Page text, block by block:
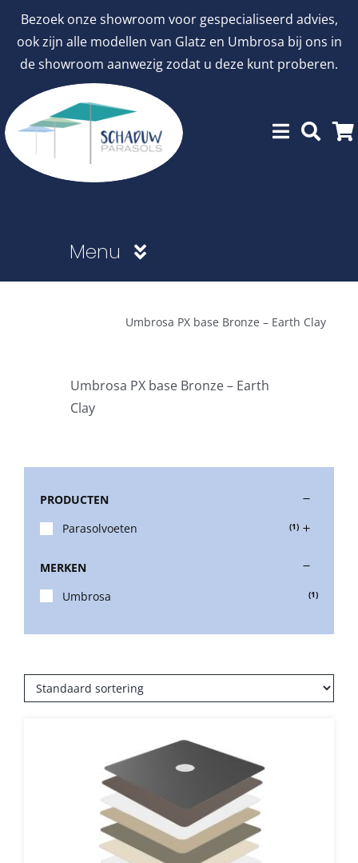
Bezoek onze showroom voor gespecialiseerd advies,
ook zijn alle modellen van Glatz en Umbrosa bij ons in
de showroom aanwezig zodat u deze kunt proberen.
inhoud
Menu
Horeca parasols
Balkonklemmen
Beschermhoezen
Umbrosa PX base Bronze – Earth Clay
Umbrosa PX base Bronze – Earth
Clay
PRODUCTEN
Parasolvoeten
(1)
MERKEN
Umbrosa
(1)